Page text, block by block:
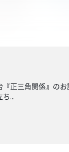
正三角関係』の
...